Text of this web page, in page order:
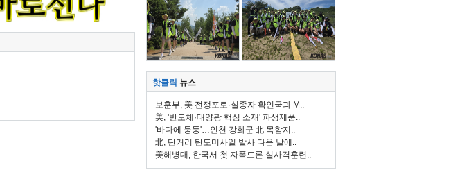
핫클릭 뉴스
보훈부, 美 전쟁포로·실종자 확인국과 M..
美, '반도체·태양광 핵심 소재' 파생제품..
'바다에 둥둥'…인천 강화군 北 목함지..
北, 단거리 탄도미사일 발사 다음 날에..
美해병대, 한국서 첫 자폭드론 실사격훈련..